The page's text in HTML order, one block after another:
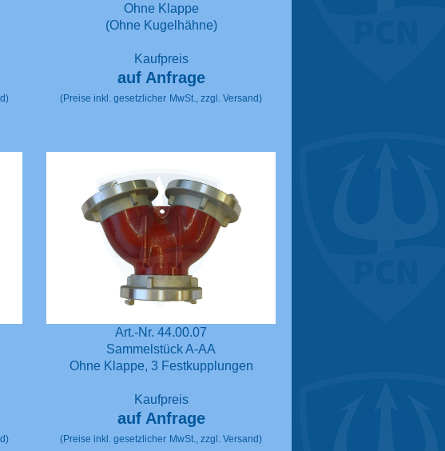
Ohne Klappe
(Ohne Kugelhähne)
Kaufpreis
auf Anfrage
(Preise inkl. gesetzlicher MwSt., zzgl. Versand)
Art.-Nr. 44.00.07
Sammelstück A-AA
Ohne Klappe, 3 Festkupplungen
Kaufpreis
auf Anfrage
(Preise inkl. gesetzlicher MwSt., zzgl. Versand)